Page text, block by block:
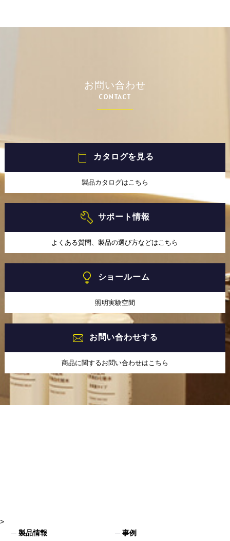
お問い合わせ
CONTACT
カタログを見る
製品カタログはこちら
サポート情報
よくある質問、製品の選び方などはこちら
ショールーム
照明実験空間
お問い合わせする
商品に関するお問い合わせはこちら
>
製品情報
事例